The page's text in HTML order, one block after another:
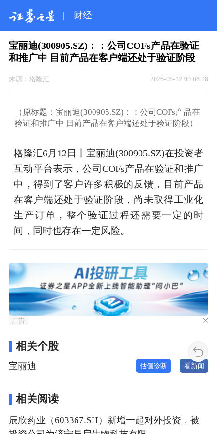
| 财经
宝丽迪(300905.SZ)：：公司COFs产品在验证
和推广中 目前产品在客户端还处于验证阶段
来源： 格隆汇 2026-06-12 09:08:28
（原标题：宝丽迪(300905.SZ)：：公司COFs产品在
验证和推广中 目前产品在客户端还处于验证阶段）
格隆汇6月12日丨宝丽迪(300905.SZ)在投资者
互动平台表示，公司COFs产品在验证和推广
中，得到了客户许多积极的反馈，目前产品
在客户端还处于验证阶段，尚未取得工业化
生产订单，整个验证过程还需要一定的时
间，同时也存在一定风险。
广告
相关个股
宝丽迪 估值诊断 看新闻
相关阅读
辰欣药业（603367.SH）新增一起对外投资，被